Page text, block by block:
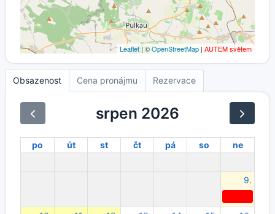
Leaflet | ©OpenStreetMap | AUTEM světem
Obsazenost Cena pronájmu Rezervace
srpen 2026
po út st čt pá so ne
9.